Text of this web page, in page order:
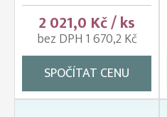
2 021,0 Kč / ks
bez DPH 1 670,2 Kč
SPOČÍTAT CENU